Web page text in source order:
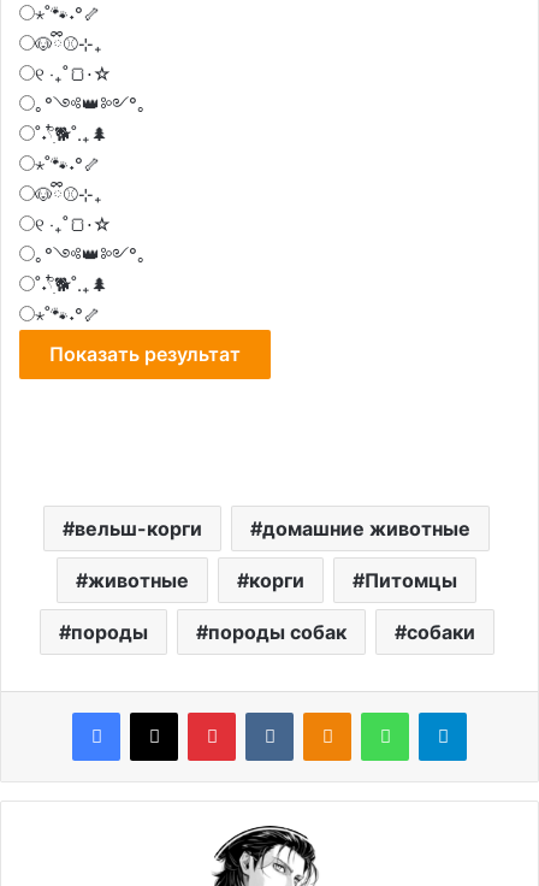
⋆˚🐾˖°🦴
🐶ྀི⚾⊹₊
୧ ‧₊˚🍞⋅☆
｡°༺👑༻°｡
˚˖𓍢ִ໋🐕˚.₊🌲
⋆˚🐾˖°🦴
🐶ྀི⚾⊹₊
୧ ‧₊˚🍞⋅☆
｡°༺👑༻°｡
˚˖𓍢ִ໋🐕˚.₊🌲
⋆˚🐾˖°🦴
вельш-корги домашние животные
животные корги Питомцы
породы породы собак собаки